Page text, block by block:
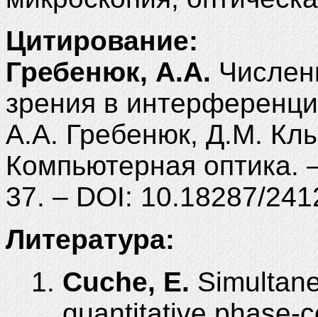
Цитирование:
Гребенюк, А.А.
зрения в
А.А. Гребенюк, Д.М.
Компьютерная
37. – DOI: 10.18287/
Литература:
Cuche, E.